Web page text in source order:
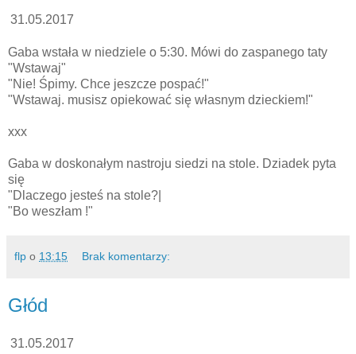
31.05.2017
Gaba wstała w niedziele o 5:30. Mówi do zaspanego taty
"Wstawaj"
"Nie! Śpimy. Chce jeszcze pospać!"
"Wstawaj. musisz opiekować się własnym dzieckiem!"
xxx
Gaba w doskonałym nastroju siedzi na stole. Dziadek pyta
się
"Dlaczego jesteś na stole?|
"Bo weszłam !"
flp o 13:15 Brak komentarzy:
Głód
31.05.2017